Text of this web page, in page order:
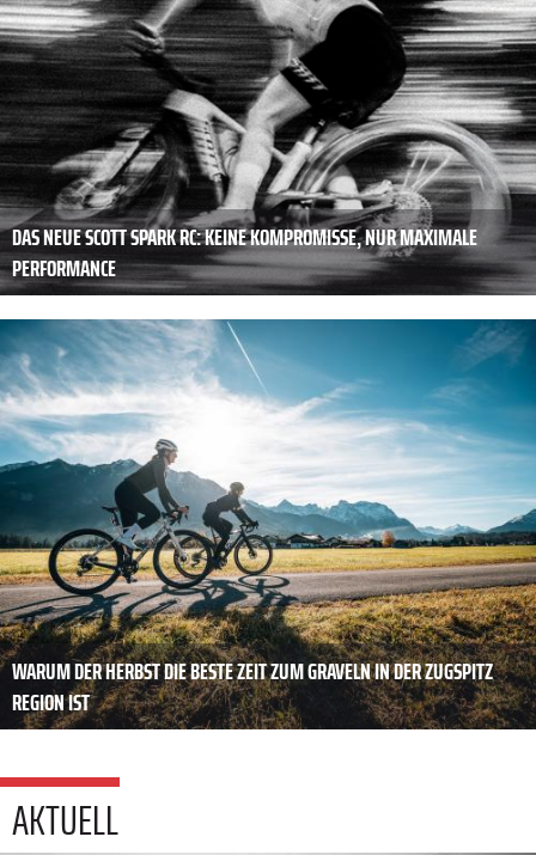
DAS NEUE SCOTT SPARK RC: KEINE KOMPROMISSE, NUR MAXIMALE
PERFORMANCE
WARUM DER HERBST DIE BESTE ZEIT ZUM GRAVELN IN DER ZUGSPITZ
REGION IST
AKTUELL